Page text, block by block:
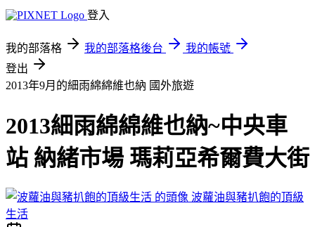
登入
我的部落格 我的部落格後台
我的帳號
登出
2013年9月的細雨綿綿維也納 國外旅遊
2013細雨綿綿維也納~中央車
站 納緒市場 瑪莉亞希爾費大街
波蘿油與豬扒飽的頂級
生活